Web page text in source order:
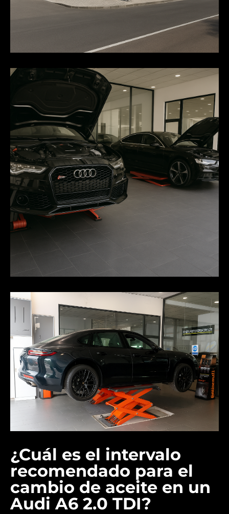
¿Cuál es el intervalo
recomendado para el
cambio de aceite en un
Audi A6 2.0 TDI?